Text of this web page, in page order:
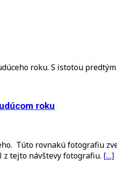
roku. S istotou
roku
Túto rovnakú fotografiu
tejto návštevy fotografiu. […]